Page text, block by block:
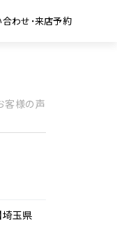
わせ・来店予約
客様の声
埼玉県